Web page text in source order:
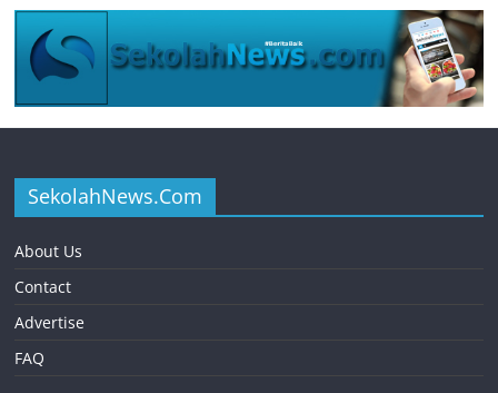
SekolahNews.Com
About Us
Contact
Advertise
FAQ